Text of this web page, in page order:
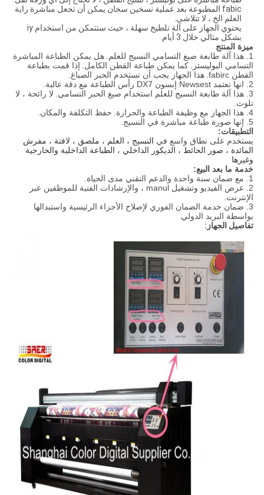
fabic المطبوعة بعد عملية تسخين سخان يمكن أن تجعل مباشرة راية
العلم الخ ، لا تتلاشى.
يحتوي الجهاز على آلة تلطيخ سهلة ، حيث ستتمكن من استخدام iy
بشكل مثالي خلال 3 أيام.
ميزة المنتج
1. هذا آلة طابعة صبغ التسامي النسيج للعلم.
هل يمكن الطباعة المباشرة
التسامي البوليستر. كما يمكن طباعة القطن الكامل. إذا قمت بطباعة
القطن fabirc.
هذا الجهاز يجب أن تستخدم الحبر الصباغ.
2. انها تعتمد Newsest إبسون DX7 رأس الطباعة مع دقة عالية.
3. هذا آلة طابعة النسيج للعلم استخدام صبغ الحبر التسامي.
لا رائحة ، لا
تلوث.
4. هذا الجهاز مع وظيفة الطباعة والحرارة.
حفظ التكلفة والمكان.
5. إنها صورة طباعة مباشرة في النسيج.
التطبيقات:
يستخدم على نطاق واسع في النسيج ، العلم ، ملصق ، لافتة ، مفرش
المائدة ، صور الحائط ، الديكور الداخلي ، الطباعة الداخلية والخارجية
وغيرها
خدمة ما بعد البيع:
1. مع ضمان سنة واحدة والدعم التقني مدى الحياة.
2. عرض الفيديو وتشغيل manul ، والإرشادات الفنية للموظفين عبر
الإنترنت.
3. ضمان خدمة الضمان الفوري لإصلاح الأجزاء الرئيسية واستبدالها
بواسطة البريد الدولي
تفاصيل الجهاز: